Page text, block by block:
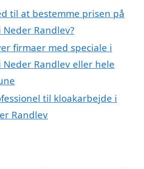
til at bestemme prisen på
Randlev?
firmaer med speciale i
Randlev eller hele
til kloakarbejde i
Randlev